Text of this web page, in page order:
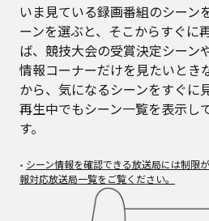
いま見ている録画番組のシーン
ーンを選ぶと、そこからすぐに
ば、競技大会の受賞決定シーン
情報コーナーだけを見たいとき
から、気になるシーンをすぐに
再生中でもシーン一覧を表示し
す。
• シーン情報を確認できる放送局には制限
報対応放送局一覧をご覧ください。